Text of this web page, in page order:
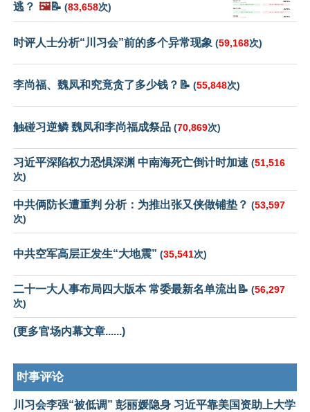
逃？ 🖼️📝 (83,658次)
时评人士分析“川习会”前的多个异常现象 (59,168次)
李尚福、魏凤和究竟贪了多少钱？📝 (55,848次)
触碰习逆鳞 魏凤和李尚福成祭品 (70,869次)
习近平深陷权力恐惧深渊 中南海死亡倒计时加速 (51,516
次)
中共俩防长遭重判 分析：为推出张又侠做铺垫？ (53,597
次)
中共空军高层正发生“大地震” (35,541次)
二十一大人事布局四大版本 常委最新名单流出📝 (56,297
次)
(更多官场内幕文章......)
时事评论
川习会李强“被低调” 彭丽媛隐身 习近平靠美国资助上大学